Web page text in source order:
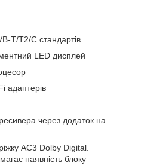
T/T2/C стандартів
LED дисплей
адаптерів
через додаток на
AC3 Dolby Digital.
наявність блоку